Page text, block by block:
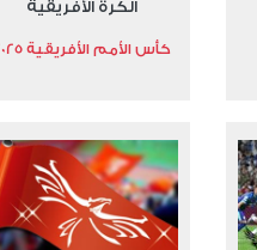
الكرة الأفريقية
كأس الأمم الأفريقية 2025